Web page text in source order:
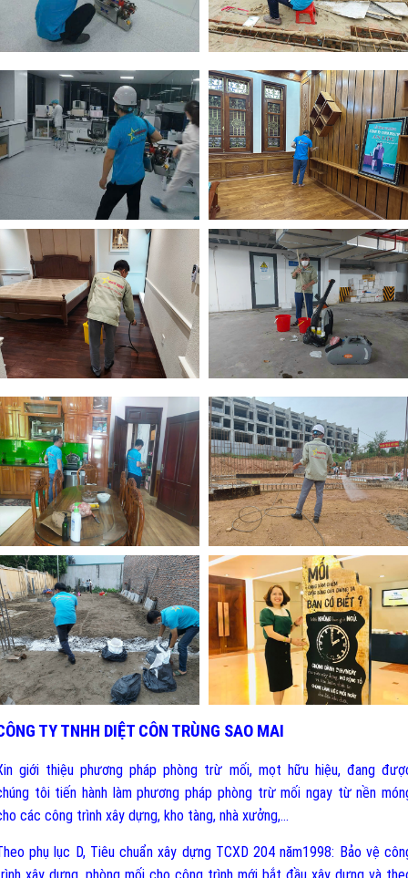
TY TNHH DIỆT CÔN TRÙNG SAO MAI
giới thiệu phương pháp phòng trừ mối, mọt hữu hiệu, đang
tôi tiến hành làm phương pháp phòng trừ mối ngay từ nền
các công trình xây dựng, kho tàng, nhà xưởng,…
phụ lục D, Tiêu chuẩn xây dựng TCXD 204 năm1998: Bảo vệ